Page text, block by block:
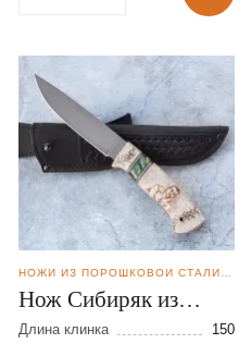
Нож Сибиряк из
стали CPM REX 121
Длина клинка
150